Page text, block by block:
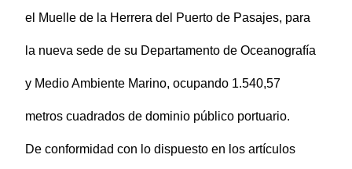
el Muelle de la Herrera del Puerto de Pasajes, para
la nueva sede de su Departamento de Oceanografía
y Medio Ambiente Marino, ocupando 1.540,57
metros cuadrados de dominio público portuario.
De conformidad con lo dispuesto en los artículos